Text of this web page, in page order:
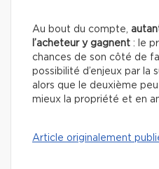
Au bout du compte,
l’acheteur y gagnent : le
chances de son côté de
possibilité d’enjeux par la
alors que le deuxième
mieux la propriété et en
Article originalement